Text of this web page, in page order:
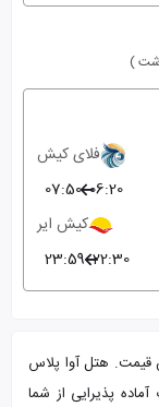
)
فلای کیش
06:20
07:50
کیش ایر
22:30
23:59
قیمت. هتل آوا پلاس
پذیرایی از شما